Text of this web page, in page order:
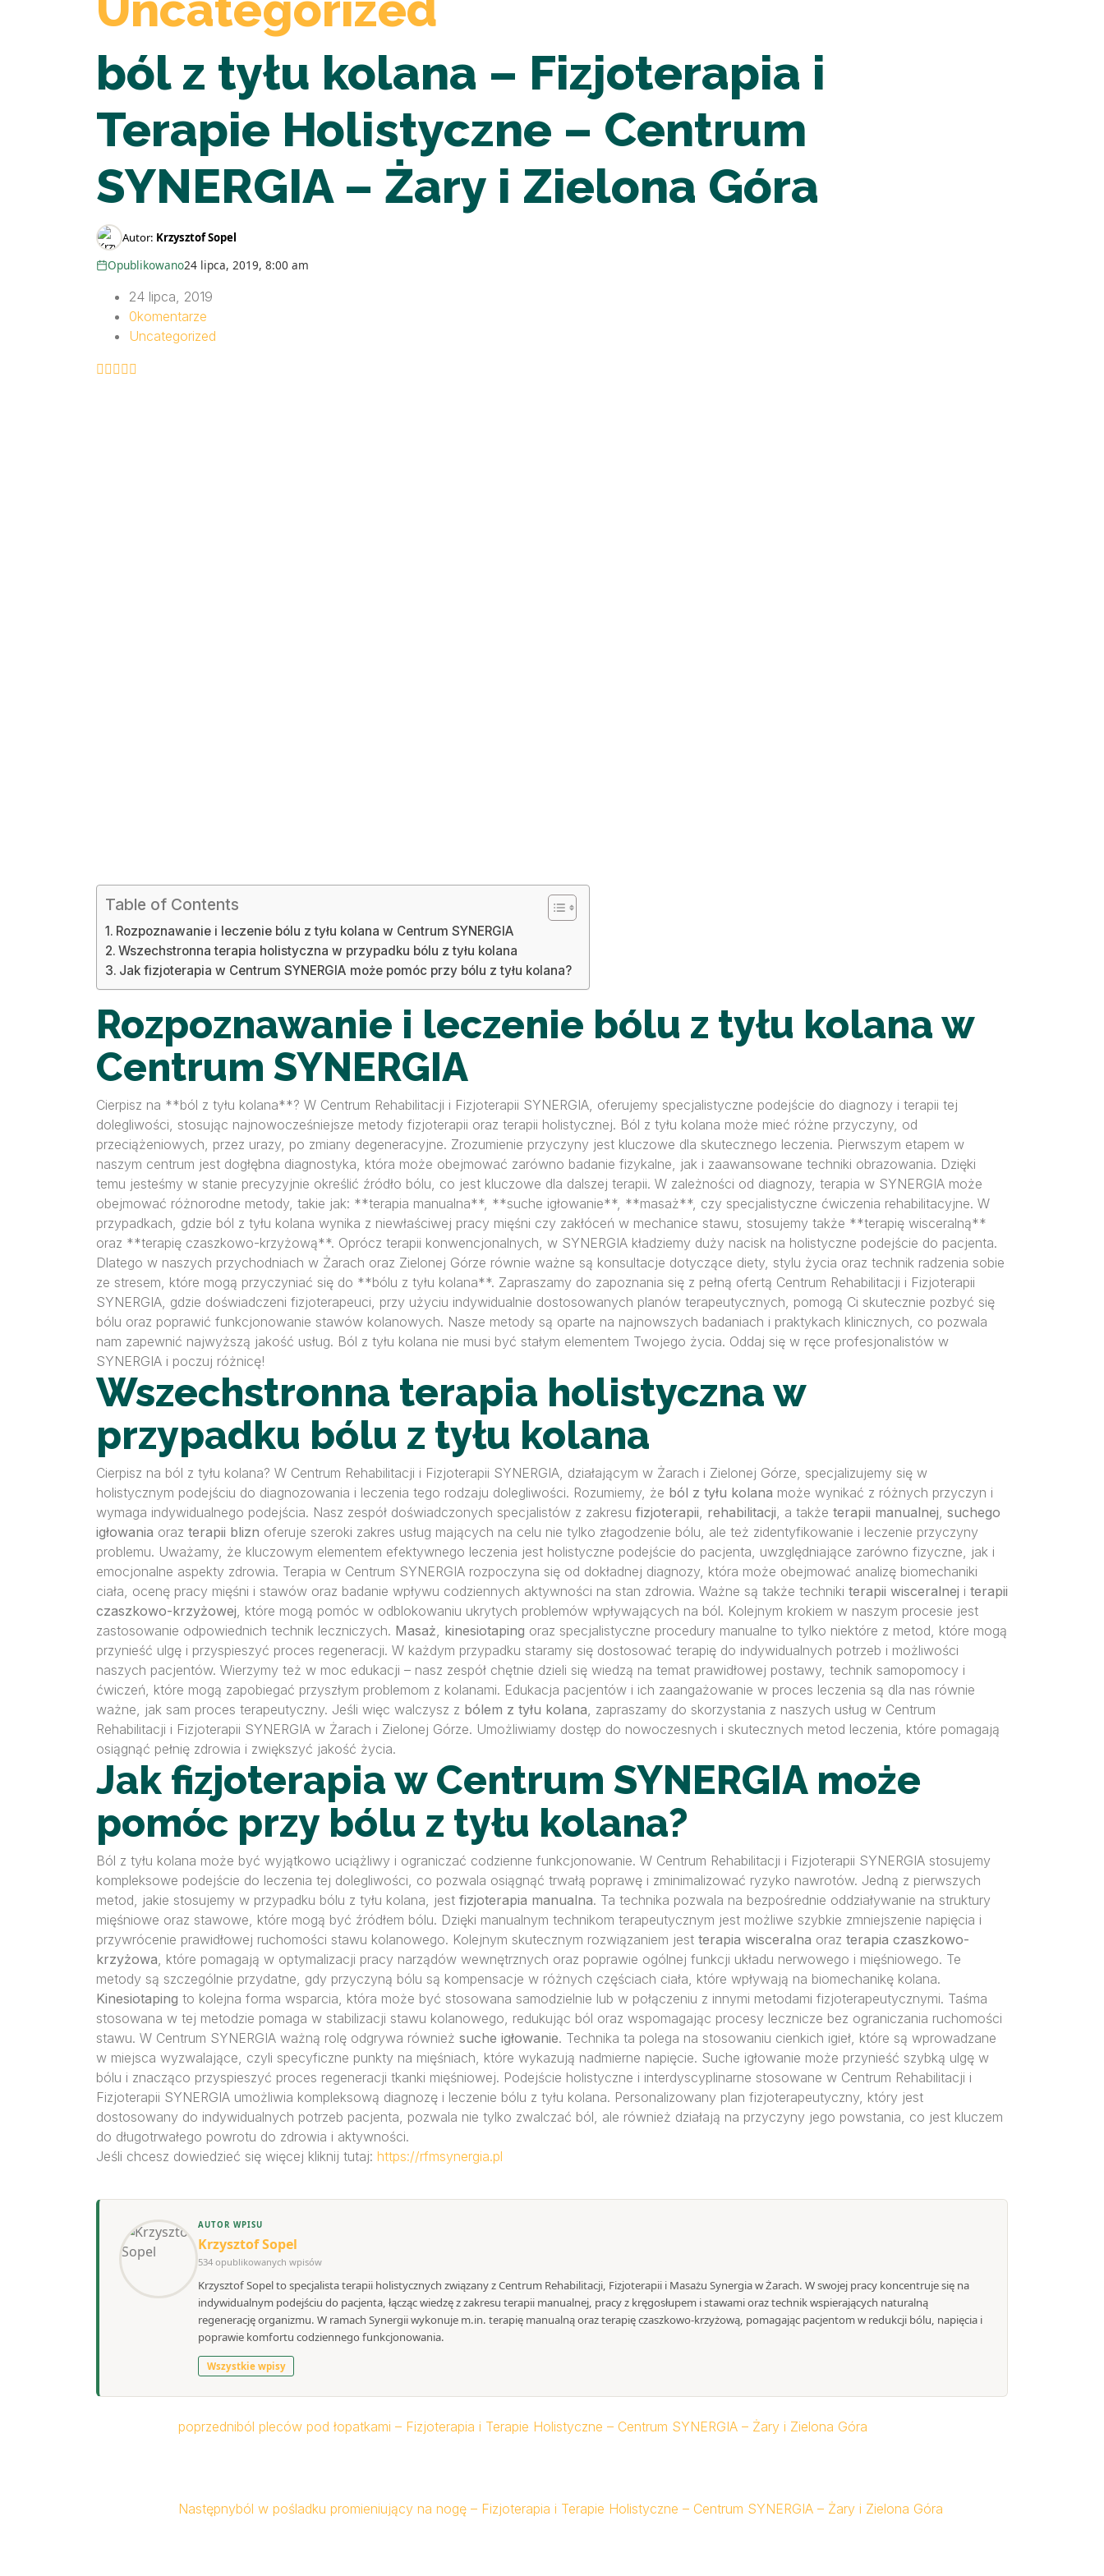
ból z tyłu kolana – Fizjoterapia i
Terapie Holistyczne – Centrum
SYNERGIA – Żary i Zielona Góra
Autor: Krzysztof Sopel
Opublikowano24 lipca, 2019, 8:00 am
24 lipca, 2019
0komentarze
Uncategorized
Table of Contents
Rozpoznawanie i leczenie bólu z tyłu kolana w Centrum SYNERGIA
Wszechstronna terapia holistyczna w przypadku bólu z tyłu kolana
Jak fizjoterapia w Centrum SYNERGIA może pomóc przy bólu z tyłu kolana?
Rozpoznawanie i leczenie bólu z tyłu kolana w
Centrum SYNERGIA
Cierpisz na **ból z tyłu kolana**? W Centrum Rehabilitacji i Fizjoterapii SYNERGIA, oferujemy specjalistyczne podejście do diagnozy i terapii tej
dolegliwości, stosując najnowocześniejsze metody fizjoterapii oraz terapii holistycznej. Ból z tyłu kolana może mieć różne przyczyny, od
przeciążeniowych, przez urazy, po zmiany degeneracyjne. Zrozumienie przyczyny jest kluczowe dla skutecznego leczenia. Pierwszym etapem w
naszym centrum jest dogłębna diagnostyka, która może obejmować zarówno badanie fizykalne, jak i zaawansowane techniki obrazowania. Dzięki
temu jesteśmy w stanie precyzyjnie określić źródło bólu, co jest kluczowe dla dalszej terapii. W zależności od diagnozy, terapia w SYNERGIA może
obejmować różnorodne metody, takie jak: **terapia manualna**, **suche igłowanie**, **masaż**, czy specjalistyczne ćwiczenia rehabilitacyjne. W
przypadkach, gdzie ból z tyłu kolana wynika z niewłaściwej pracy mięśni czy zakłóceń w mechanice stawu, stosujemy także **terapię wisceralną**
oraz **terapię czaszkowo-krzyżową**. Oprócz terapii konwencjonalnych, w SYNERGIA kładziemy duży nacisk na holistyczne podejście do pacjenta.
Dlatego w naszych przychodniach w Żarach oraz Zielonej Górze równie ważne są konsultacje dotyczące diety, stylu życia oraz technik radzenia sobie
ze stresem, które mogą przyczyniać się do **bólu z tyłu kolana**. Zapraszamy do zapoznania się z pełną ofertą Centrum Rehabilitacji i Fizjoterapii
SYNERGIA, gdzie doświadczeni fizjoterapeuci, przy użyciu indywidualnie dostosowanych planów terapeutycznych, pomogą Ci skutecznie pozbyć się
bólu oraz poprawić funkcjonowanie stawów kolanowych. Nasze metody są oparte na najnowszych badaniach i praktykach klinicznych, co pozwala
nam zapewnić najwyższą jakość usług. Ból z tyłu kolana nie musi być stałym elementem Twojego życia. Oddaj się w ręce profesjonalistów w
SYNERGIA i poczuj różnicę!
Wszechstronna terapia holistyczna w
przypadku bólu z tyłu kolana
Cierpisz na ból z tyłu kolana? W Centrum Rehabilitacji i Fizjoterapii SYNERGIA, działającym w Żarach i Zielonej Górze, specjalizujemy się w
holistycznym podejściu do diagnozowania i leczenia tego rodzaju dolegliwości. Rozumiemy, że ból z tyłu kolana może wynikać z różnych przyczyn i
wymaga indywidualnego podejścia. Nasz zespół doświadczonych specjalistów z zakresu fizjoterapii, rehabilitacji, a także terapii manualnej, suchego
igłowania oraz terapii blizn oferuje szeroki zakres usług mających na celu nie tylko złagodzenie bólu, ale też zidentyfikowanie i leczenie przyczyny
problemu. Uważamy, że kluczowym elementem efektywnego leczenia jest holistyczne podejście do pacjenta, uwzględniające zarówno fizyczne, jak i
emocjonalne aspekty zdrowia. Terapia w Centrum SYNERGIA rozpoczyna się od dokładnej diagnozy, która może obejmować analizę biomechaniki
ciała, ocenę pracy mięśni i stawów oraz badanie wpływu codziennych aktywności na stan zdrowia. Ważne są także techniki terapii wisceralnej i terapii
czaszkowo-krzyżowej, które mogą pomóc w odblokowaniu ukrytych problemów wpływających na ból. Kolejnym krokiem w naszym procesie jest
zastosowanie odpowiednich technik leczniczych. Masaż, kinesiotaping oraz specjalistyczne procedury manualne to tylko niektóre z metod, które mogą
przynieść ulgę i przyspieszyć proces regeneracji. W każdym przypadku staramy się dostosować terapię do indywidualnych potrzeb i możliwości
naszych pacjentów. Wierzymy też w moc edukacji – nasz zespół chętnie dzieli się wiedzą na temat prawidłowej postawy, technik samopomocy i
ćwiczeń, które mogą zapobiegać przyszłym problemom z kolanami. Edukacja pacjentów i ich zaangażowanie w proces leczenia są dla nas równie
ważne, jak sam proces terapeutyczny. Jeśli więc walczysz z bólem z tyłu kolana, zapraszamy do skorzystania z naszych usług w Centrum
Rehabilitacji i Fizjoterapii SYNERGIA w Żarach i Zielonej Górze. Umożliwiamy dostęp do nowoczesnych i skutecznych metod leczenia, które pomagają
osiągnąć pełnię zdrowia i zwiększyć jakość życia.
Jak fizjoterapia w Centrum SYNERGIA może
pomóc przy bólu z tyłu kolana?
Ból z tyłu kolana może być wyjątkowo uciążliwy i ograniczać codzienne funkcjonowanie. W Centrum Rehabilitacji i Fizjoterapii SYNERGIA stosujemy
kompleksowe podejście do leczenia tej dolegliwości, co pozwala osiągnąć trwałą poprawę i zminimalizować ryzyko nawrotów. Jedną z pierwszych
metod, jakie stosujemy w przypadku bólu z tyłu kolana, jest fizjoterapia manualna. Ta technika pozwala na bezpośrednie oddziaływanie na struktury
mięśniowe oraz stawowe, które mogą być źródłem bólu. Dzięki manualnym technikom terapeutycznym jest możliwe szybkie zmniejszenie napięcia i
przywrócenie prawidłowej ruchomości stawu kolanowego. Kolejnym skutecznym rozwiązaniem jest terapia wisceralna oraz terapia czaszkowo-
krzyżowa, które pomagają w optymalizacji pracy narządów wewnętrznych oraz poprawie ogólnej funkcji układu nerwowego i mięśniowego. Te
metody są szczególnie przydatne, gdy przyczyną bólu są kompensacje w różnych częściach ciała, które wpływają na biomechanikę kolana.
Kinesiotaping to kolejna forma wsparcia, która może być stosowana samodzielnie lub w połączeniu z innymi metodami fizjoterapeutycznymi. Taśma
stosowana w tej metodzie pomaga w stabilizacji stawu kolanowego, redukując ból oraz wspomagając procesy lecznicze bez ograniczania ruchomości
stawu. W Centrum SYNERGIA ważną rolę odgrywa również suche igłowanie. Technika ta polega na stosowaniu cienkich igieł, które są wprowadzane
w miejsca wyzwalające, czyli specyficzne punkty na mięśniach, które wykazują nadmierne napięcie. Suche igłowanie może przynieść szybką ulgę w
bólu i znacząco przyspieszyć proces regeneracji tkanki mięśniowej. Podejście holistyczne i interdyscyplinarne stosowane w Centrum Rehabilitacji i
Fizjoterapii SYNERGIA umożliwia kompleksową diagnozę i leczenie bólu z tyłu kolana. Personalizowany plan fizjoterapeutyczny, który jest
dostosowany do indywidualnych potrzeb pacjenta, pozwala nie tylko zwalczać ból, ale również działają na przyczyny jego powstania, co jest kluczem
do długotrwałego powrotu do zdrowia i aktywności.
Jeśli chcesz dowiedzieć się więcej kliknij tutaj: https://rfmsynergia.pl
AUTOR WPISU
Krzysztof Sopel
534 opublikowanych wpisów
Krzysztof Sopel to specjalista terapii holistycznych związany z Centrum Rehabilitacji, Fizjoterapii i Masażu Synergia w Żarach. W swojej pracy koncentruje się na
indywidualnym podejściu do pacjenta, łącząc wiedzę z zakresu terapii manualnej, pracy z kręgosłupem i stawami oraz technik wspierających naturalną
regenerację organizmu. W ramach Synergii wykonuje m.in. terapię manualną oraz terapię czaszkowo-krzyżową, pomagając pacjentom w redukcji bólu, napięcia i
poprawie komfortu codziennego funkcjonowania.
Wszystkie wpisy
poprzedniból pleców pod łopatkami – Fizjoterapia i Terapie Holistyczne – Centrum SYNERGIA – Żary i Zielona Góra
Następnyból w pośladku promieniujący na nogę – Fizjoterapia i Terapie Holistyczne – Centrum SYNERGIA – Żary i Zielona Góra